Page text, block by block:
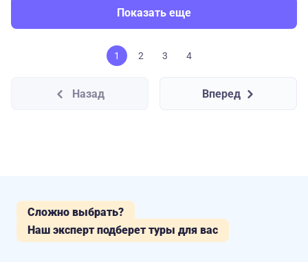
Показать еще
1 2 3 4
Назад Вперед
Сложно выбрать?
Наш эксперт подберет туры для вас